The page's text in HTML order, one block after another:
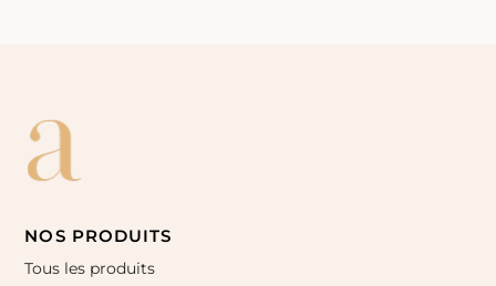
NOS PRODUITS
Tous les produits